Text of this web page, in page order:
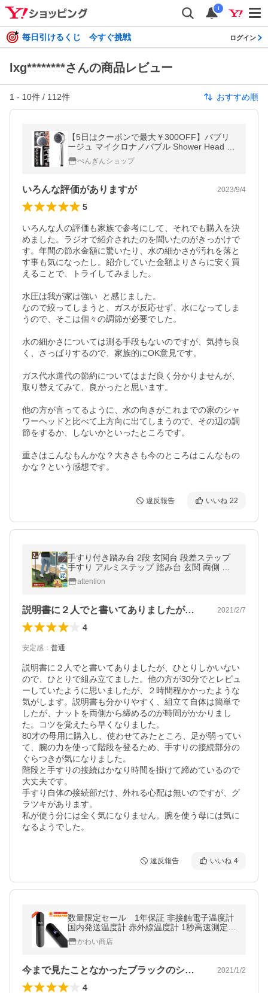
i
毎日引けるくじ 今すぐ挑戦 ログイン
lxg********さんの商品レビュー
1 - 10件 / 112件 おすすめ順
【5日はクーポンで最大￥300OFF】バブリ
ージュ マイクロナノバブル Shower Head 父
の日 爆買
ぺんぎんショップ
いろんな評価がありますが 2023/9/4
5
いろんな人の評価も家族で参考にして、それでも購入を決
めました。ラジオで紹介されたのを聞いたのがきっかけで
す。年間の節水金額に驚いたり、水の細かさが汚れを落と
す事も気になったし。紹介していた金額よりさらに安く買
えることで、トライしてみました。
水圧は我が家は強い  と感じました。
なので絞ってしまうと、ガスが反応せず、水になってしま
うので、そこは個々の調節が必要でした。
水の細かさについては測る手段もないのですが、気持ち良
く、さっぱりするので、家族的にOK意見です。
ガス代水道代の節約についてはまだ良く分かりませんが、
取り替えてみて、良かったと思います。
他の方が言ってるように、水の向きがこれまでの家のシャ
ワーヘッドと比べて上方向に出てしまうので、その辺の調
節をするか、しないかといったところです。
重さはこんなもんかな？大きさも今のところはこんなもの
かな？という感想です。
違反報告 いいね 22
手すり付き踏み台 2段 玄関台 段差ステップ
手すり アルミステップ 踏み台 玄関 両側 段
差 アルミ 介護 屋外 軽量 ステップ台 両手す
り付き 縁台 階段 段差解消
attention
説明書に２人でと書いてありましたが、ひ… 2021/2/7
4
安定感 ： 普通
説明書に２人でと書いてありましたが、ひとりしかいない
ので、ひとりで組み立てました。他の方が30分でとレビュ
ーしていたように思いましたが、２時間程かかったような
気がします。説明書も分かりやすく、組立て自体は簡単で
したが、ナットを両側から締めるのが時間がかかりまし
た。コツを覚えたら早くなりました。
80才の母用に購入し、使わせてみたところ、足が弱ってい
て、腕の力を使って階段を登るため、手すりの接続部分の
ぐらつきが気になりました。
階段と手すりの接続はかなり時間を掛けて締めているので
大丈夫です。
手すり自体の接続部だけ、外れる心配は無いのですが、グ
ラツキがあります。
私が使う分には全く気になりません。腕を使う母には気に
なるようでした。
違反報告 いいね 4
数量限定セール 1年保証 非接触電子温度計
国内発送温度計 赤外線温度計 1秒高速測定
温度測定
かわい商店
今まで見たことなかったブラックのシンプ… 2021/1/2
4